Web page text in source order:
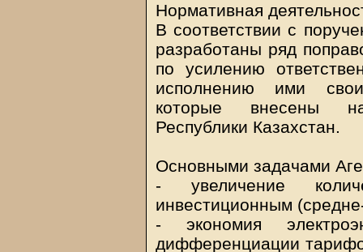
Нормативная
В соответствии с
разработаны ряд
по усилению
исполнению ими
которые внесены
Республики Казахстан.
Основными задачами
- увеличение
инвестиционным
- экономия
дифференциации